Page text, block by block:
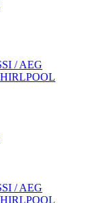
/ AEG
/ AEG